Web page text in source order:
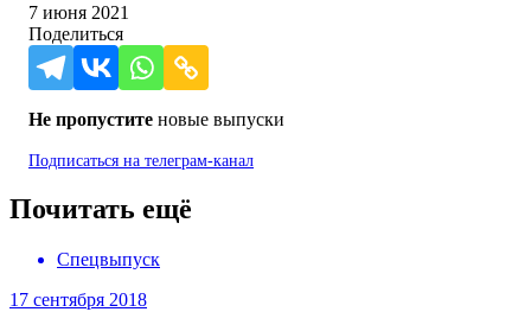
7 июня 2021
Поделиться
Не пропустите новые выпуски
Подписаться на телеграм-канал
Почитать ещё
Спецвыпуск
17 сентября 2018